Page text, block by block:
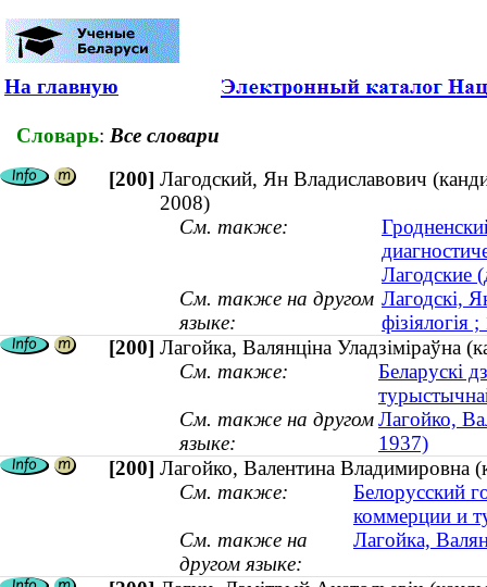
На главную
Словарь: Все словари
[200] Лагодский, Ян Владиславович
2008)
См. также:
Лагодские
См. также на другом
языке:
Лагодскі,
[200] Лагойка, Валянціна Уладзіміраўна
См. также:
Беларускі
См. также на другом
языке:
Лагойко,
1937)
[200] Лагойко, Валентина Владимировна
См. также:
Белорусский
коммерции и
См. также на
другом языке:
Лагойка,